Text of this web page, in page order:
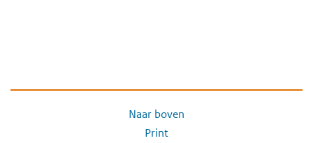
Naar boven
Print